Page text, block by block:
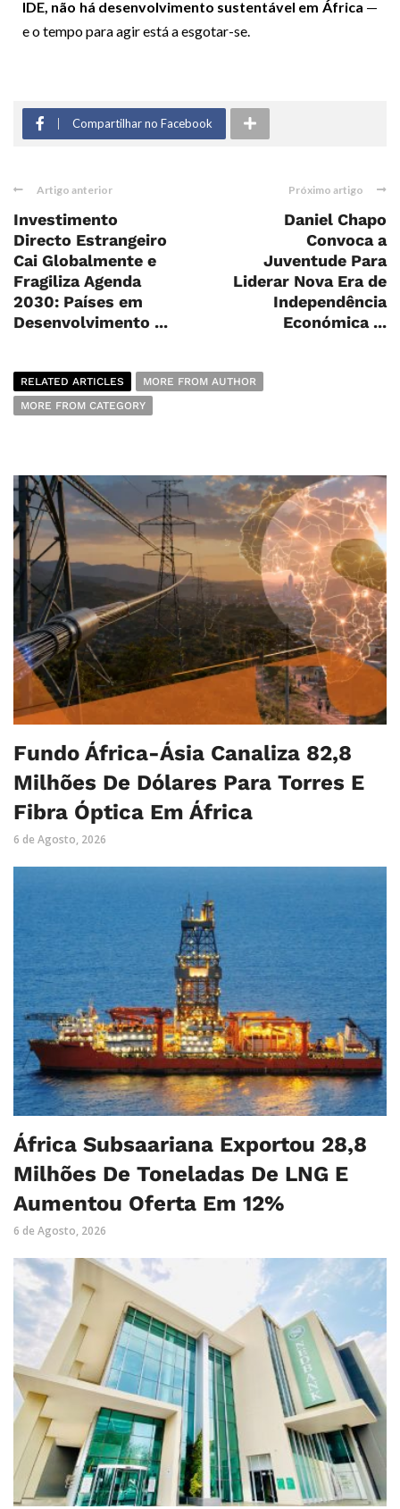
IDE, não há desenvolvimento sustentável em África —
e o tempo para agir está a esgotar-se.
Compartilhar no Facebook
Artigo anterior
Investimento
Directo Estrangeiro
Cai Globalmente e
Fragiliza Agenda
2030: Países em
Desenvolvimento ...
Próximo artigo
Daniel Chapo
Convoca a
Juventude Para
Liderar Nova Era de
Independência
Económica ...
RELATED ARTICLES
MORE FROM AUTHOR
MORE FROM CATEGORY
Fundo África-Ásia Canaliza 82,8
Milhões De Dólares Para Torres E
Fibra Óptica Em África
6 de Agosto, 2026
África Subsaariana Exportou 28,8
Milhões De Toneladas De LNG E
Aumentou Oferta Em 12%
6 de Agosto, 2026